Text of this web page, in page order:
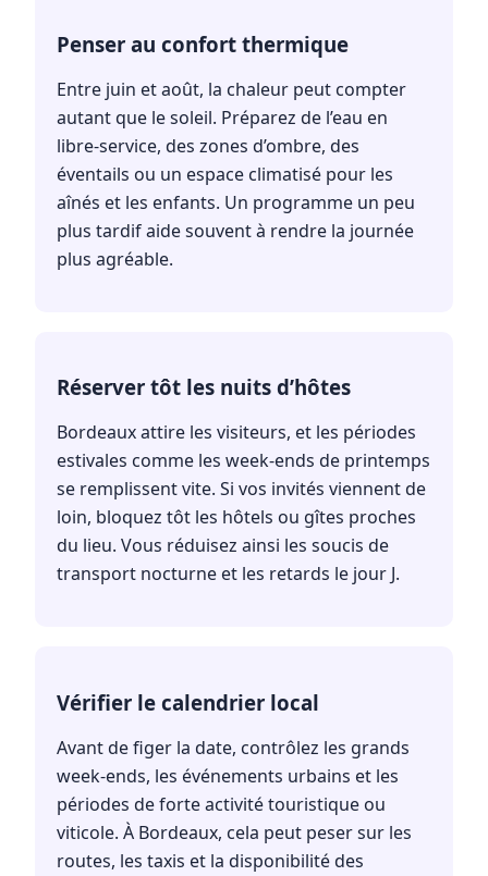
Penser au confort thermique
Entre juin et août, la chaleur peut compter
autant que le soleil. Préparez de l’eau en
libre-service, des zones d’ombre, des
éventails ou un espace climatisé pour les
aînés et les enfants. Un programme un peu
plus tardif aide souvent à rendre la journée
plus agréable.
Réserver tôt les nuits d’hôtes
Bordeaux attire les visiteurs, et les périodes
estivales comme les week-ends de printemps
se remplissent vite. Si vos invités viennent de
loin, bloquez tôt les hôtels ou gîtes proches
du lieu. Vous réduisez ainsi les soucis de
transport nocturne et les retards le jour J.
Vérifier le calendrier local
Avant de figer la date, contrôlez les grands
week-ends, les événements urbains et les
périodes de forte activité touristique ou
viticole. À Bordeaux, cela peut peser sur les
routes, les taxis et la disponibilité des